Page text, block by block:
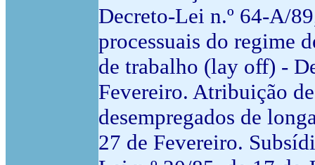
Decreto-Lei n.º 64-A/
processuais do regime
de trabalho (lay off) -
Fevereiro. Atribuição
desempregados de
27 de Fevereiro.